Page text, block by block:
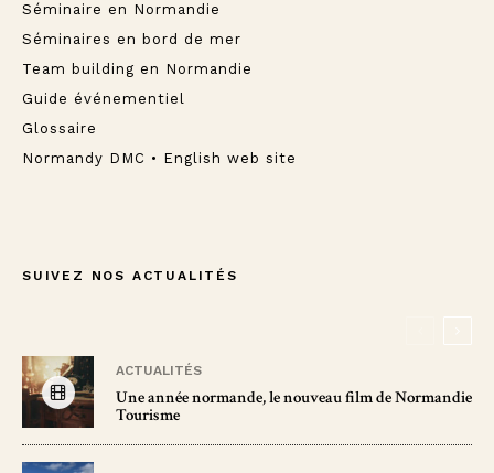
Séminaire en Normandie
Séminaires en bord de mer
Team building en Normandie
Guide événementiel
Glossaire
Normandy DMC • English web site
SUIVEZ NOS ACTUALITÉS
ACTUALITÉS
Une année normande, le nouveau film de Normandie
Tourisme